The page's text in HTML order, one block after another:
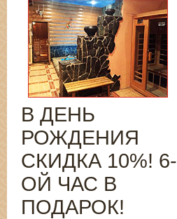
В ДЕНЬ
РОЖДЕНИЯ
СКИДКА 10%! 6-
ОЙ ЧАС В
ПОДАРОК!